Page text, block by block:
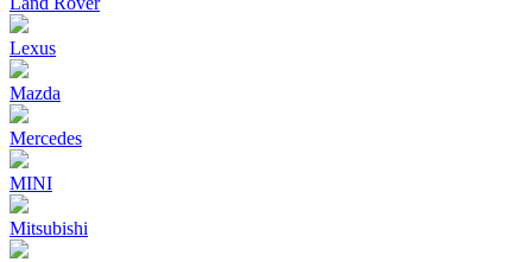
Lexus
Mazda
Mercedes
MINI
Mitsubishi